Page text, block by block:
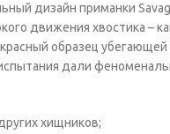
дизайн приманки
движения хвостика –
образец
дали
хищников;